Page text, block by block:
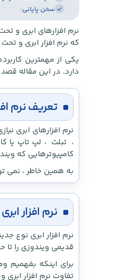
سخن پایانی:
نرم افزارهای ابری و
که نرم افزار ابری و
یکی از مهمترین
دارد. در این مقاله
تعریف نرم
نرم افزارهای ابری
، تبلت ، لپ تاپ یا
کامپیوترهایی که
به همین خاطر ، نمی
نرم افزار
نرم افزار ابری نوع
قدیمی ویندوزی را تا
برای اینکه بفهمیم
تفاوت نرم افزار